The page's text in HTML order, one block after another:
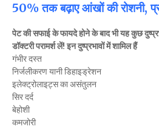
50% तक बढ़ाए आंखों की रोशनी,
पेट की सफाई के फायदे होने के बाद भी यह कुछ
डॉक्टरी परामर्श लें! इन दुष्प्रभावों में शामिल हैं
गंभीर दस्त
निर्जलीकरण यानी डिहाइड्रेशन
इलेक्ट्रोलाइट्स का असंतुलन
सिर दर्द
बेहोशी
कमजोरी